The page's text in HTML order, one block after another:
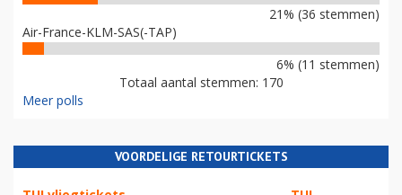
21% (36 stemmen)
Air-France-KLM-SAS(-TAP)
6% (11 stemmen)
Totaal aantal stemmen: 170
Meer polls
VOORDELIGE RETOURTICKETS